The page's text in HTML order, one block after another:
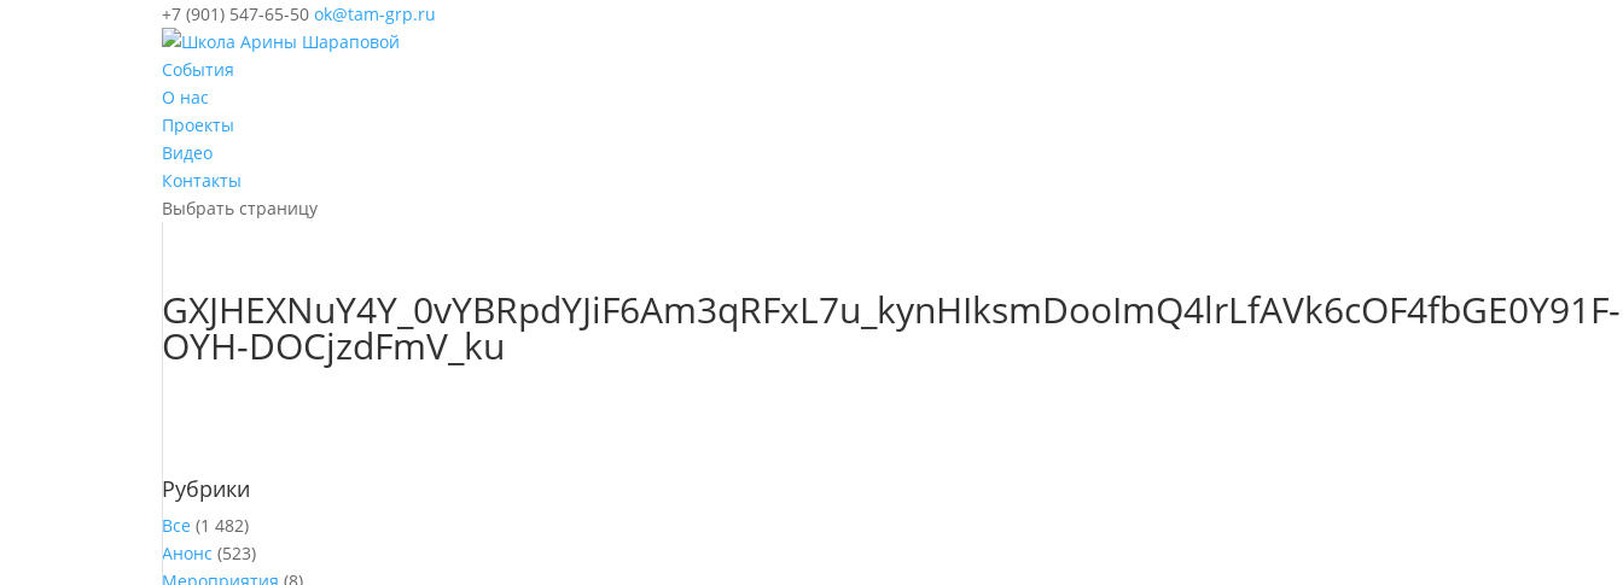
+7 (901) 547-65-50 ok@tam-grp.ru
События
О нас
Проекты
Видео
Контакты
Выбрать страницу
GXJHEXNuY4Y_0vYBRpdYJiF6Am3qRFxL7u_kynHIksmDooImQ4lrLfAVk6cOF4fbGE0Y91F-
OYH-DOCjzdFmV_ku
Рубрики
Все (1 482)
Анонс (523)